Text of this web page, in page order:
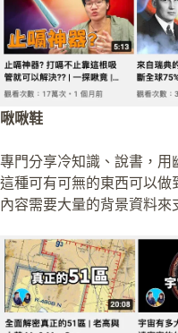
啾啾鞋
專門分享冷知識、說書，
這種可有可無的東西可以做
內容需要大量的背景資料來